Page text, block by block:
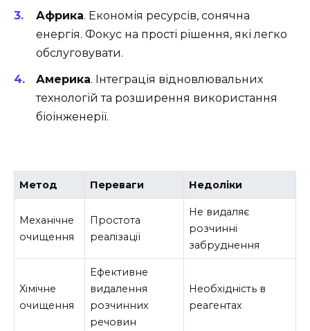
Африка. Економія ресурсів, сонячна
енергія. Фокус на прості рішення, які легко
обслуговувати.
Америка. Інтеграція відновлювальних
технологій та розширення використання
біоінженерії.
Метод Переваги Недоліки
Механічне
очищення
Простота
реалізації
Не видаляє
розчинні
забруднення
Хімічне
очищення
Ефективне
видалення
розчинних
речовин
Необхідність в
реагентах